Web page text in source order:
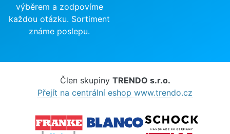
výběrem a zodpovíme
každou otázku. Sortiment
známe poslepu.
Člen skupiny TRENDO s.r.o.
Přejít na centrální eshop www.trendo.cz